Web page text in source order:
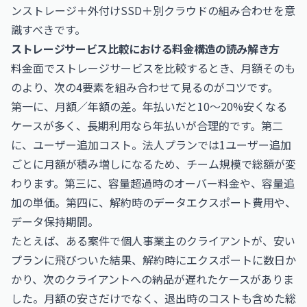
ンストレージ＋外付けSSD＋別クラウドの組み合わせを意
識すべきです。
ストレージサービス比較における料金構造の読み解き方
料金面でストレージサービスを比較するとき、月額そのも
のより、次の4要素を組み合わせて見るのがコツです。
第一に、月額／年額の差。年払いだと10〜20%安くなる
ケースが多く、長期利用なら年払いが合理的です。第二
に、ユーザー追加コスト。法人プランでは1ユーザー追加
ごとに月額が積み増しになるため、チーム規模で総額が変
わります。第三に、容量超過時のオーバー料金や、容量追
加の単価。第四に、解約時のデータエクスポート費用や、
データ保持期間。
たとえば、ある案件で個人事業主のクライアントが、安い
プランに飛びついた結果、解約時にエクスポートに数日か
かり、次のクライアントへの納品が遅れたケースがありま
した。月額の安さだけでなく、退出時のコストも含めた総